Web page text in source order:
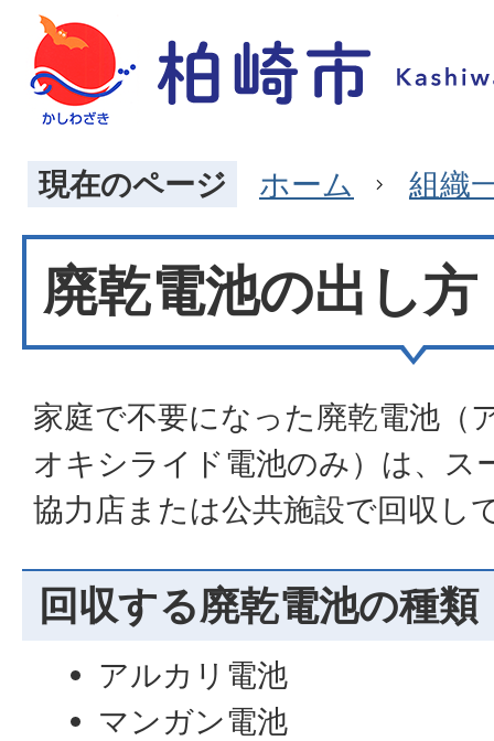
現在のページ ホーム 組織
廃乾電池の出し方
家庭で不要になった廃乾電池（
オキシライド電池のみ）は、ス
協力店または公共施設で回収し
回収する廃乾電池の種類
アルカリ電池
マンガン電池